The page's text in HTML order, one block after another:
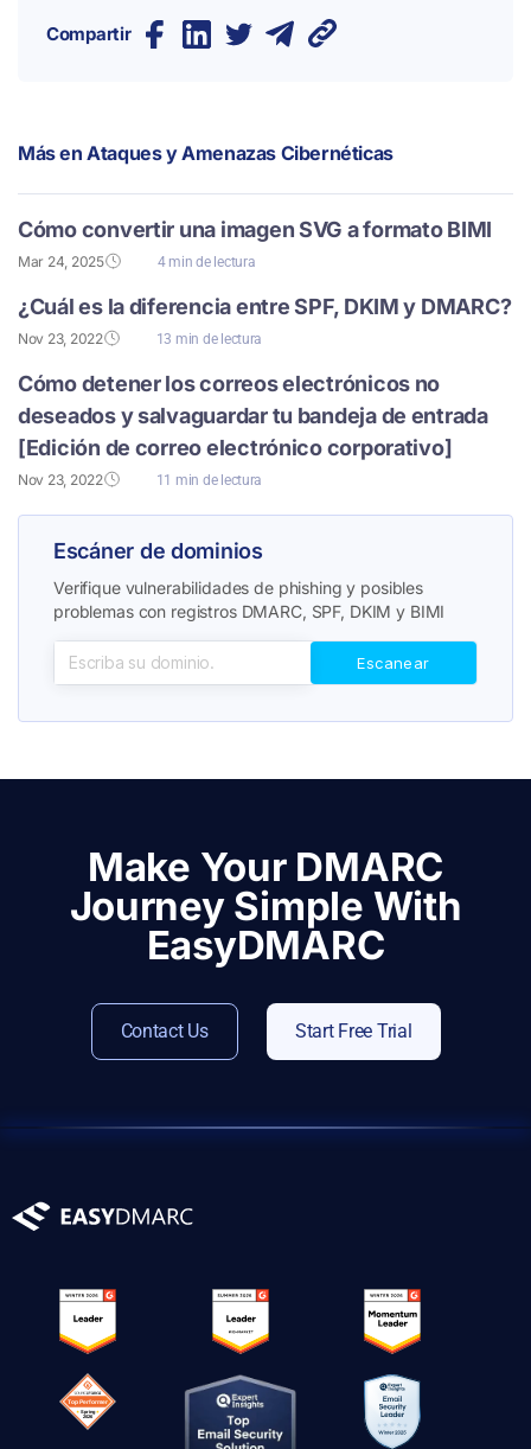
Compartir
Más enAtaques y Amenazas Cibernéticas
Cómo convertir una imagen SVG a formato BIMI
Mar 24, 2025 4 min de lectura
¿Cuál es la diferencia entre SPF, DKIM y DMARC?
Nov 23, 2022 13 min de lectura
Cómo detener los correos electrónicos no
deseados y salvaguardar tu bandeja de entrada
[Edición de correo electrónico corporativo]
Nov 23, 2022 11 min de lectura
Escáner de dominios
Verifique vulnerabilidades de phishing y posibles
problemas con registros DMARC, SPF, DKIM y BIMI
Make Your DMARC
Journey Simple With
EasyDMARC
Contact Us Start Free Trial